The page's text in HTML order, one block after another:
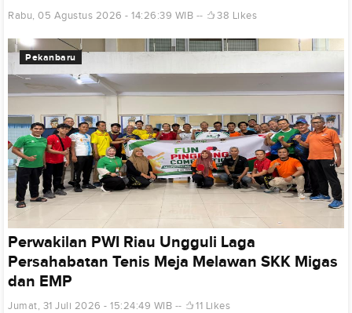
Rabu, 05 Agustus 2026 - 14:26:39 WIB 38 Likes
Pekanbaru
Perwakilan PWI Riau Ungguli Laga
Persahabatan Tenis Meja Melawan SKK Migas
dan EMP
Jumat, 31 Juli 2026 - 15:24:49 WIB 11 Likes